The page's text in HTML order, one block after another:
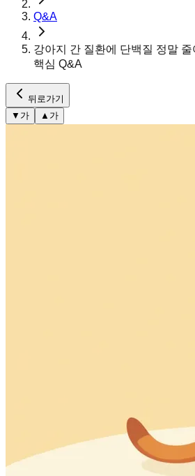
Q&A
강아지 간 질환에 단백질 정말
핵심 Q&A
뒤로가기
▼ 가 ▲ 가